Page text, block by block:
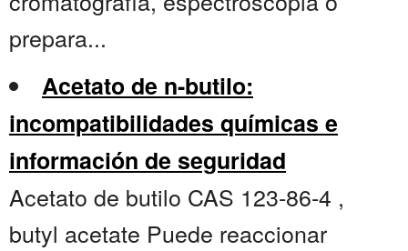
prepara...
Acetato de n-butilo:
incompatibilidades químicas e
información de seguridad
Acetato de butilo CAS 123-86-4 ,
butyl acetate Puede reaccionar